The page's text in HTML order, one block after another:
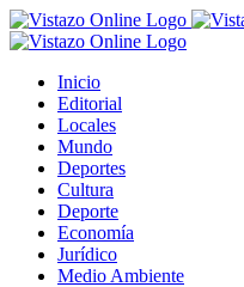
Saltar
al
Inicio
Editorial
Locales
Mundo
Deportes
Cultura
Deporte
Economía
Jurídico
Medio Ambiente